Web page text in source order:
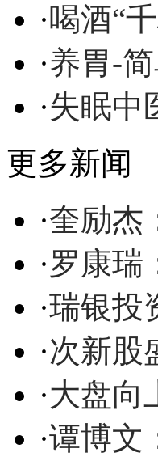
·喝酒“
·养胃-
·失眠中
更多新闻
·奎励杰
·罗康瑞
·瑞银投
·次新股
·大盘向
·谭博文